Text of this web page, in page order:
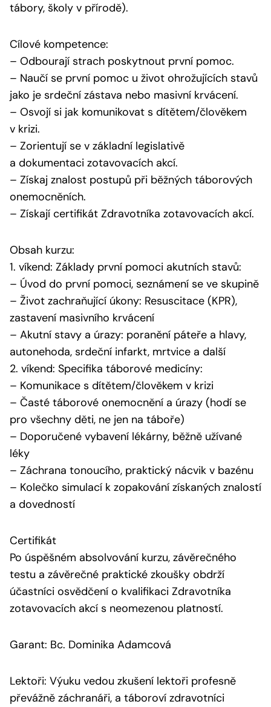
tábory, školy v přírodě).
Cílové kompetence:
– Odbourají strach poskytnout první pomoc.
– Naučí se první pomoc u život ohrožujících stavů
jako je srdeční zástava nebo masivní krvácení.
– Osvojí si jak komunikovat s dítětem/člověkem
v krizi.
– Zorientují se v základní legislativě
a dokumentaci zotavovacích akcí.
– Získaj znalost postupů při běžných táborových
onemocněních.
– Získají certifikát Zdravotníka zotavovacích akcí.
Obsah kurzu:
1. víkend: Základy první pomoci akutních stavů:
– Úvod do první pomoci, seznámení se ve skupině
– Život zachraňující úkony: Resuscitace (KPR),
zastavení masivního krvácení
– Akutní stavy a úrazy: poranění páteře a hlavy,
autonehoda, srdeční infarkt, mrtvice a další
2. víkend: Specifika táborové medicíny:
– Komunikace s dítětem/člověkem v krizi
– Časté táborové onemocnění a úrazy (hodí se
pro všechny děti, ne jen na táboře)
– Doporučené vybavení lékárny, běžně užívané
léky
– Záchrana tonoucího, praktický nácvik v bazénu
– Kolečko simulací k zopakování získaných znalostí
a dovedností
Certifikát
Po úspěšném absolvování kurzu, závěrečného
testu a závěrečné praktické zkoušky obdrží
účastníci osvědčení o kvalifikaci Zdravotníka
zotavovacích akcí s neomezenou platností.
Garant: Bc. Dominika Adamcová
Lektoři: Výuku vedou zkušení lektoři profesně
převážně záchranáři, a táboroví zdravotníci